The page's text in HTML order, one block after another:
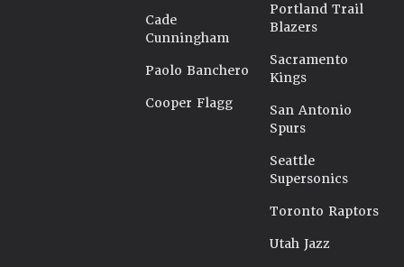
Cade
Cunningham
Paolo Banchero
Cooper Flagg
Portland Trail
Blazers
Sacramento
Kings
San Antonio
Spurs
Seattle
Supersonics
Toronto Raptors
Utah Jazz